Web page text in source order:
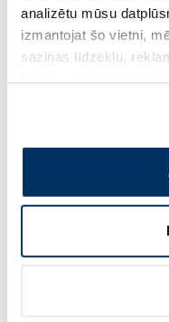
analizētu mūsu
izmantojat šo vietni,
saziņas līdzekļu,
pakalpojumus. Ja
izmantošanai, lūdzu,
Vēl no šī